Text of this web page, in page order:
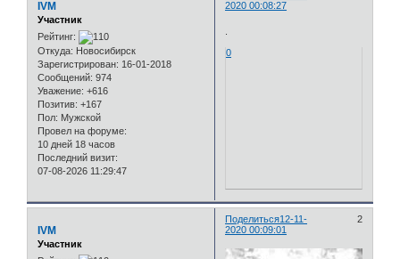
2020 00:08:27
IVM
Участник
Рейтинг:
Откуда: Новосибирск
Зарегистрирован: 16-01-2018
Сообщений: 974
Уважение: +616
Позитив: +167
Пол: Мужской
Провел на форуме:
10 дней 18 часов
Последний визит:
07-08-2026 11:29:47
0
Поделиться 2
12-11-
2020 00:09:01
IVM
Участник